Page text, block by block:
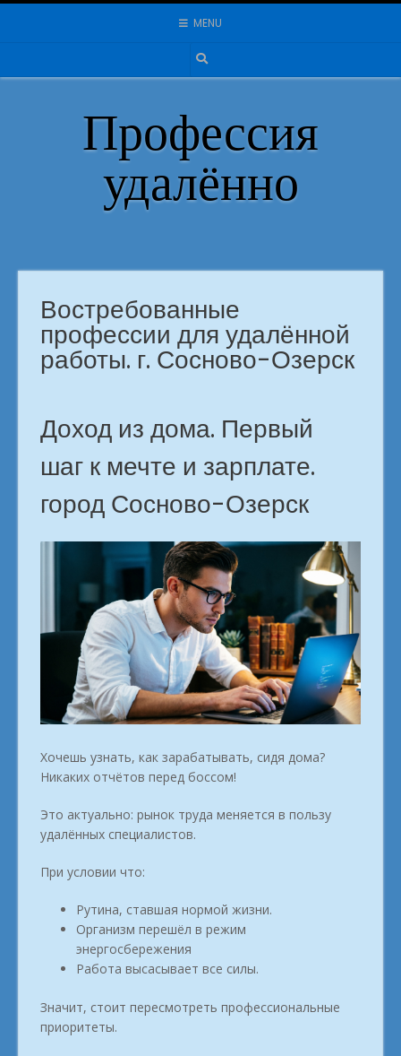
Skip
MENU
Профессия
удалённо
Востребованные
профессии для удалённой
работы. г. Сосново-Озерск
Доход из дома. Первый
шаг к мечте и зарплате.
город Сосново-Озерск
Хочешь узнать, как зарабатывать, сидя дома?
Никаких отчётов перед боссом!
Это актуально: рынок труда меняется в пользу
удалённых специалистов.
При условии что:
Рутина, ставшая нормой жизни.
Организм перешёл в режим
энергосбережения
Работа высасывает все силы.
Значит, стоит пересмотреть профессиональные
приоритеты.